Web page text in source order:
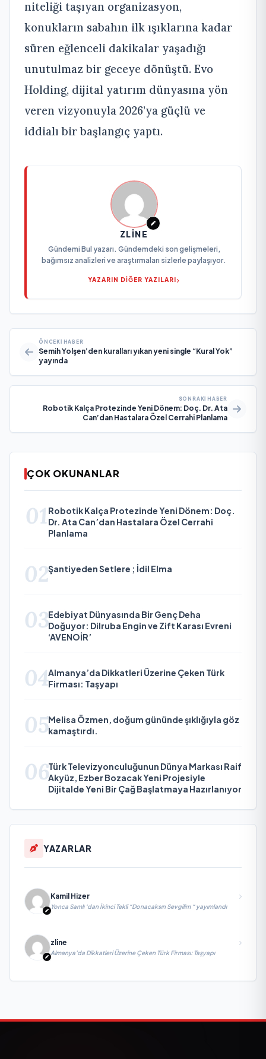
niteliği taşıyan organizasyon,
konukların sabahın ilk ışıklarına kadar
süren eğlenceli dakikalar yaşadığı
unutulmaz bir geceye dönüştü. Evo
Holding, dijital yatırım dünyasına yön
veren vizyonuyla 2026’ya güçlü ve
iddialı bir başlangıç yaptı.
ZLINE
Gündemi Bul yazarı. Gündemdeki son gelişmeleri,
bağımsız analizleri ve araştırmaları sizlerle paylaşıyor.
YAZARIN DİĞER YAZILARI
ÖNCEKI HABER
Semih Yolşen’den kuralları yıkan yeni single “Kural Yok”
yayında
SONRAKI HABER
Robotik Kalça Protezinde Yeni Dönem: Doç. Dr. Ata
Can’dan Hastalara Özel Cerrahi Planlama
ÇOK OKUNANLAR
01 Robotik Kalça Protezinde Yeni Dönem: Doç.
Dr. Ata Can’dan Hastalara Özel Cerrahi
Planlama
02Şantiyeden Setlere ; İdil Elma
03Edebiyat Dünyasında Bir Genç Deha
Doğuyor: Dilruba Engin ve Zift Karası Evreni
‘AVENOİR’
04Almanya’da Dikkatleri Üzerine Çeken Türk
Firması: Taşyapı
05Melisa Özmen, doğum gününde şıklığıyla göz
kamaştırdı.
06Türk Televizyonculuğunun Dünya Markası Raif
Akyüz, Ezber Bozacak Yeni Projesiyle
Dijitalde Yeni Bir Çağ Başlatmaya Hazırlanıyor
YAZARLAR
Kamil Hizer
Yonca Samlı ‘dan İkinci Tekli “Donacaksın Sevgilim “ yayımlandı
zline
Almanya’da Dikkatleri Üzerine Çeken Türk Firması: Taşyapı